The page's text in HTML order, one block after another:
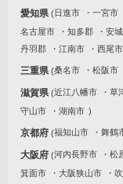
愛知県 日進市 一宮市
名古屋市
知多郡 安
丹羽郡
江南市 西尾市
三重県 桑名市 松阪市
滋賀県 近江八幡市 草
守山市
湖南市
京都府 福知山市 舞鶴
大阪府 河内長野市 松
箕面市
大阪狭山市